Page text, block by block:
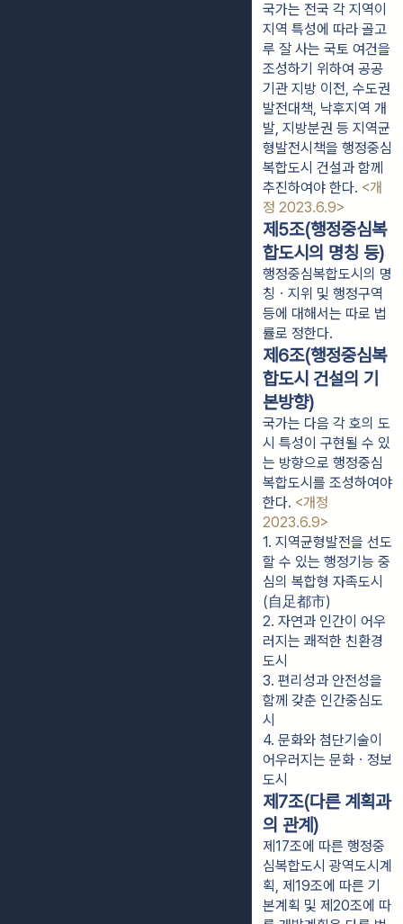
국가는 전국 각 지역이
지역 특성에 따라 골고
루 잘 사는 국토 여건을
조성하기 위하여 공공
기관 지방 이전, 수도권
발전대책, 낙후지역 개
발, 지방분권 등 지역균
형발전시책을 행정중심
복합도시 건설과 함께
추진하여야 한다. <개
정 2023.6.9>
제5조(행정중심복
합도시의 명칭 등)
행정중심복합도시의 명
칭ㆍ지위 및 행정구역
등에 대해서는 따로 법
률로 정한다.
제6조(행정중심복
합도시 건설의 기
본방향)
국가는 다음 각 호의 도
시 특성이 구현될 수 있
는 방향으로 행정중심
복합도시를 조성하여야
한다. <개정
2023.6.9>
1. 지역균형발전을 선도
할 수 있는 행정기능 중
심의 복합형 자족도시
(自足都市)
2. 자연과 인간이 어우
러지는 쾌적한 친환경
도시
3. 편리성과 안전성을
함께 갖춘 인간중심도
시
4. 문화와 첨단기술이
어우러지는 문화ㆍ정보
도시
제7조(다른 계획과
의 관계)
제17조에 따른 행정중
심복합도시 광역도시계
획, 제19조에 따른 기
본계획 및 제20조에 따